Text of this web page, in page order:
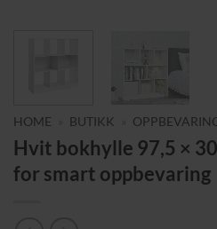
HOME BUTIKK
Hvit bokhylle 97,5 ×
for smart oppbevaring